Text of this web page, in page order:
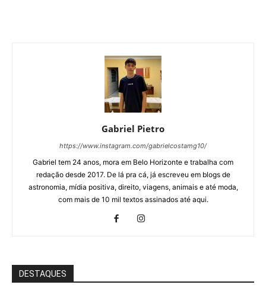
Gabriel Pietro
https://www.instagram.com/gabrielcostamg10/
Gabriel tem 24 anos, mora em Belo Horizonte e trabalha com
redação desde 2017. De lá pra cá, já escreveu em blogs de
astronomia, mídia positiva, direito, viagens, animais e até moda,
com mais de 10 mil textos assinados até aqui.
DESTAQUES